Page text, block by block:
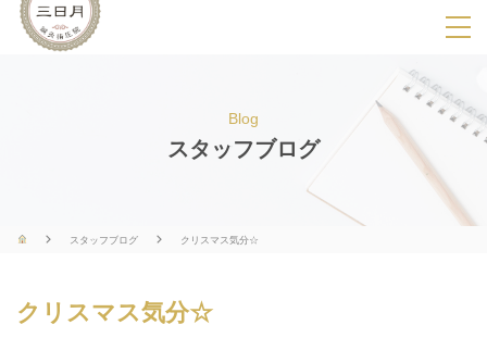
SPメニ
ー
展
用
ボ
Blog
スタッフブログ
スタッフブログ クリスマス気分☆
クリスマス気分☆